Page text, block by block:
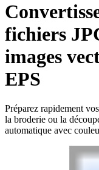
fichiers
images
EPS
Préparez rapidement
la broderie ou la
automatique avec